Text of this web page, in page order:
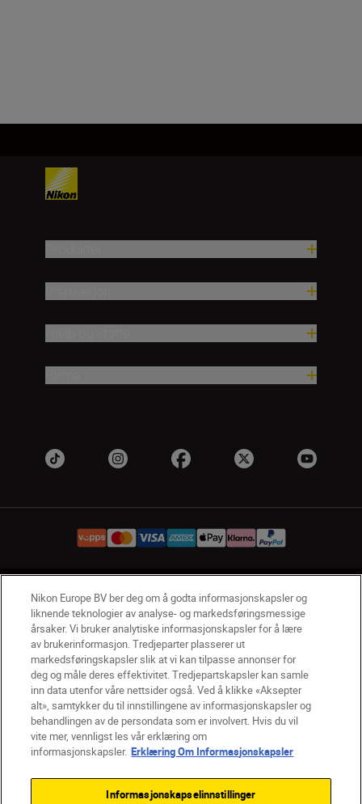
NO Nikon Sites
Kontakt oss Personvernerklæring
Bruksvilkår
Vilkår og betingelser for Nikon Store
Erklæring Om Informasjonskapsler
Tilgjengelighet
Innstillinger for informasjonskapsler
© 2026 Nikon
Back to top
Nikon Europe BV ber deg om å godta informasjonskapsler og
liknende teknologier av analyse- og markedsføringsmessige
årsaker. Vi bruker analytiske informasjonskapsler for å lære
av brukerinformasjon. Tredjeparter plasserer ut
markedsføringskapsler slik at vi kan tilpasse annonser for
deg og måle deres effektivitet. Tredjepartskapsler kan samle
inn data utenfor våre nettsider også. Ved å klikke «Aksepter
alt», samtykker du til innstillingene av informasjonskapsler og
behandlingen av de persondata som er involvert. Hvis du vil
vite mer, vennligst les vår erklæring om
informasjonskapsler. Erklæring Om Informasjonskapsler
Informasjonskapselinnstillinger